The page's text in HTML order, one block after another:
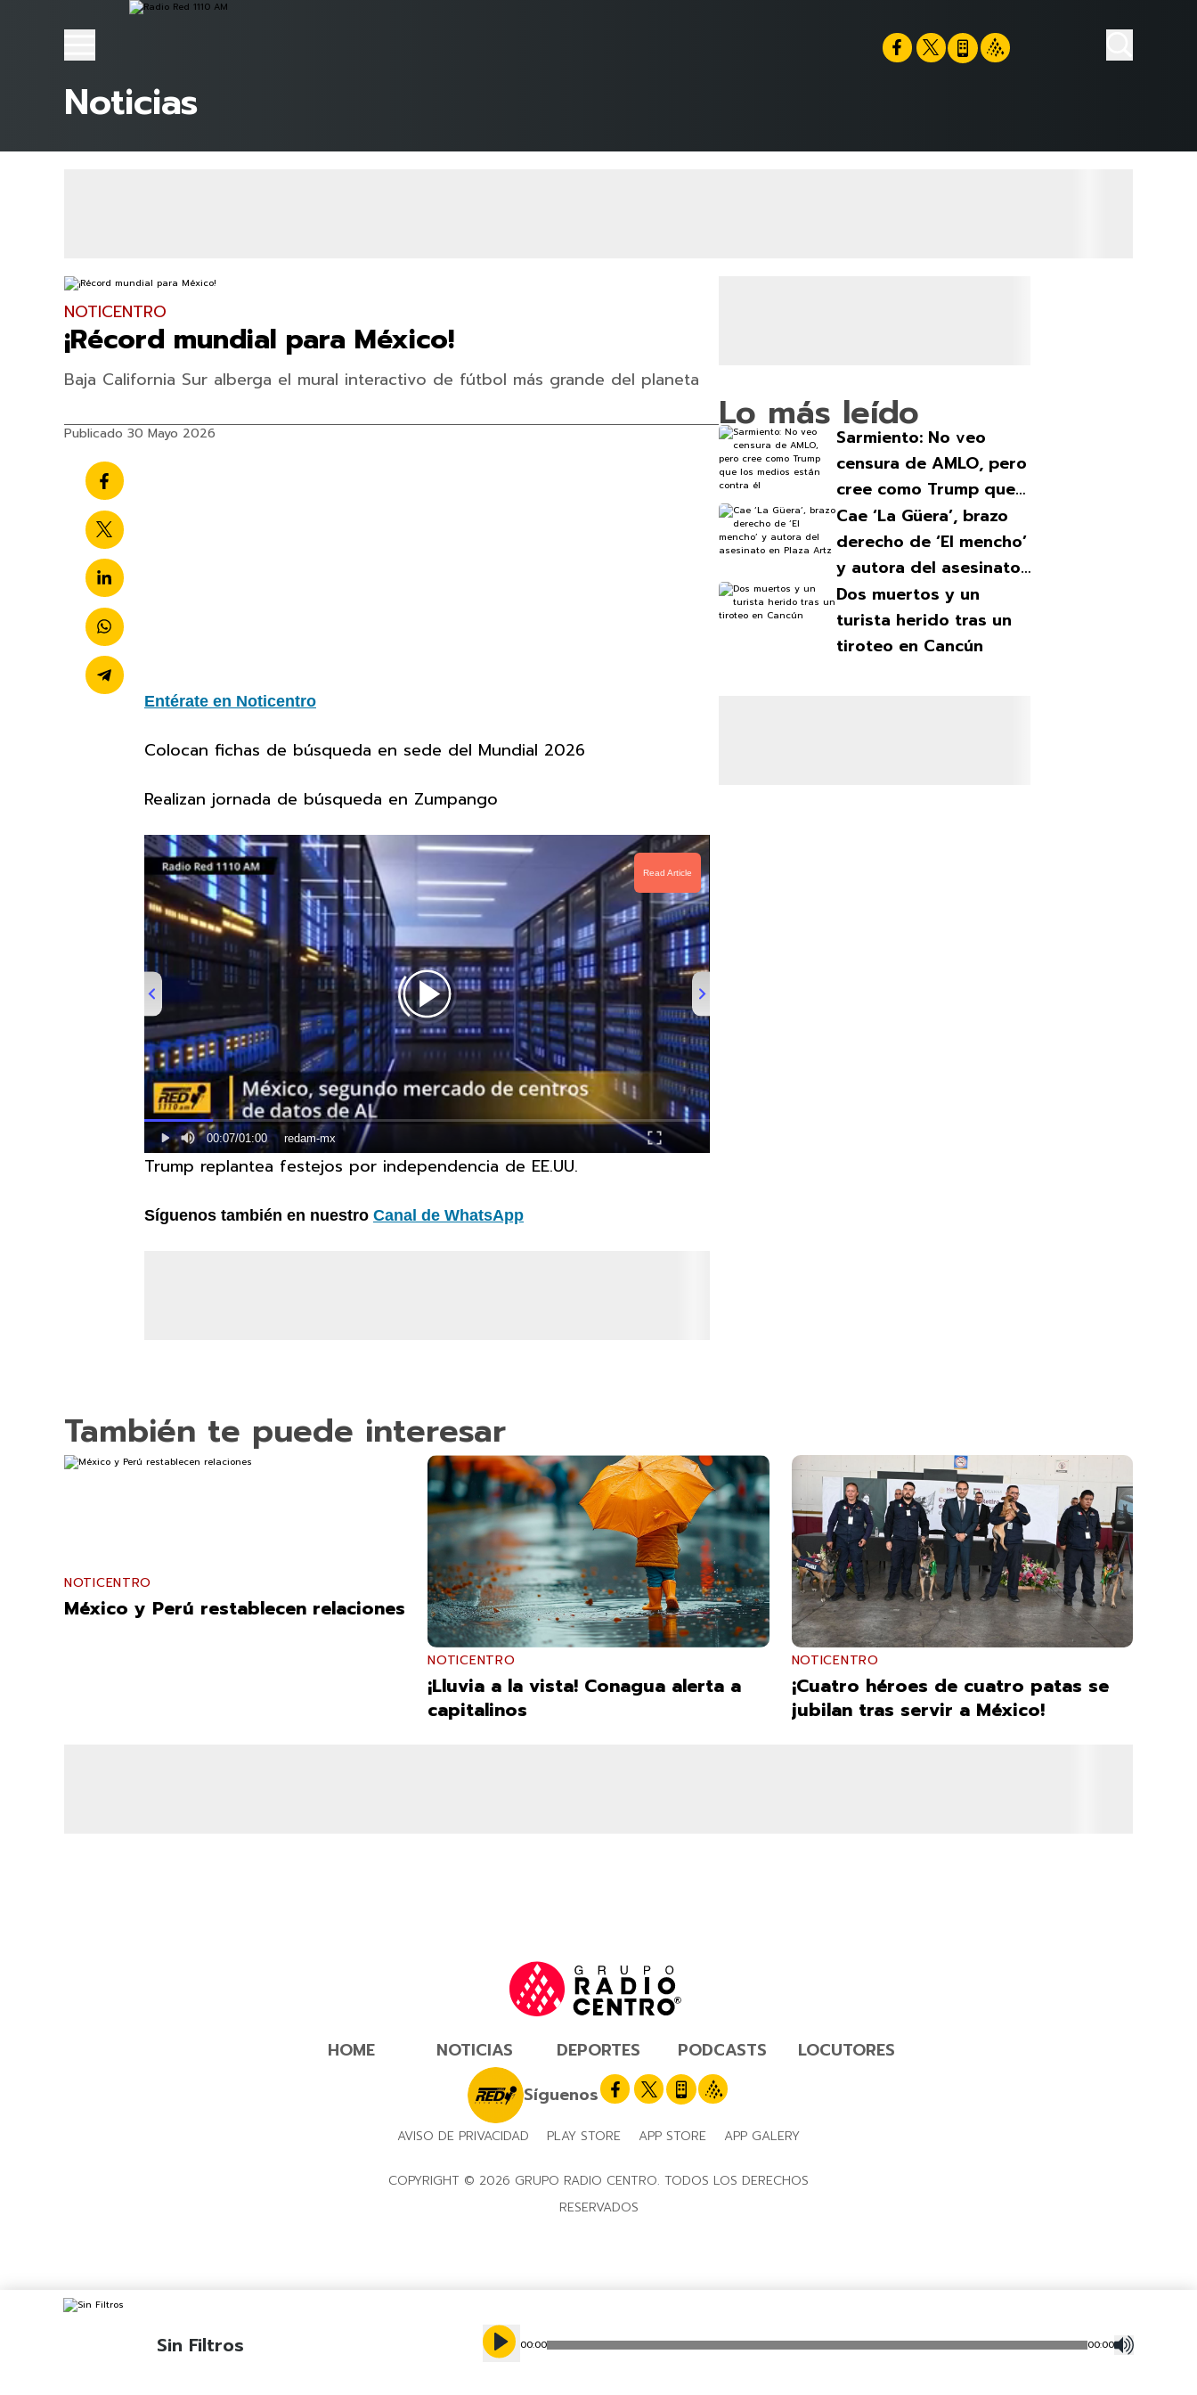
Noticias
NOTICENTRO
¡Récord mundial para México!
Baja California Sur alberga el mural interactivo de fútbol más grande del planeta
Publicado 30 Mayo 2026
Entérate en Noticentro
Colocan fichas de búsqueda en sede del Mundial 2026
Realizan jornada de búsqueda en Zumpango
00:07/01:00 redam-mx
Read Article
Trump replantea festejos por independencia de EE.UU.
Síguenos también en nuestro Canal de WhatsApp
Lo más leído
Sarmiento: No veo
censura de AMLO, pero
cree como Trump que
los medios están
contra él
Cae ‘La Güera’, brazo
derecho de ‘El mencho’
y autora del asesinato
en Plaza Artz
Dos muertos y un
turista herido tras un
tiroteo en Cancún
También te puede interesar
NOTICENTRO
México y Perú restablecen relaciones
NOTICENTRO
¡Lluvia a la vista! Conagua alerta a
capitalinos
NOTICENTRO
¡Cuatro héroes de cuatro patas se
jubilan tras servir a México!
HOME NOTICIAS DEPORTES PODCASTS
LOCUTORES
Síguenos
AVISO DE PRIVACIDAD PLAY STORE APP STORE APP GALERY
COPYRIGHT © 2026 GRUPO RADIO CENTRO. TODOS LOS DERECHOS
RESERVADOS
Sin Filtros 00:00 00:00